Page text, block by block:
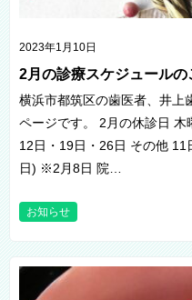
2023年1月10日
2月の診療スケジュールの
横浜市都筑区の歯医者、井上
ページです。 2月の休診日 木
12日・19日・26日 その他
日) ※2月8日 院…
お知らせ